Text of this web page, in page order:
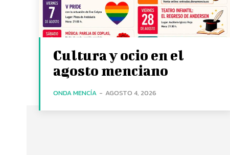
Cultura y ocio en el
agosto menciano
ONDA MENCÍA - AGOSTO 4, 2026